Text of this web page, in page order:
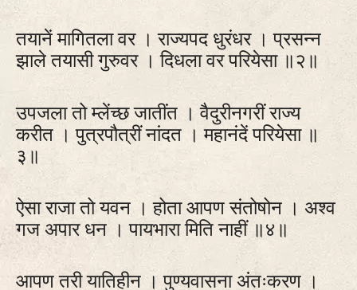
तयानें मागितला वर । राज्यपद धुरंधर । प्रसन्न
झाले तयासी गुरुवर । दिधला वर परियेसा ॥२॥
उपजला तो म्लेंच्छ जातींत । वैदुरीनगरीं राज्य
करीत । पुत्रपौत्रीं नांदत । महानंदें परियेसा ॥
३॥
ऐसा राजा तो यवन । होता आपण संतोषोन । अश्व
गज अपार धन । पायभारा मिति नाहीं ॥४॥
आपण तरी यातिहीन । पुण्यवासना अंतःकरण ।